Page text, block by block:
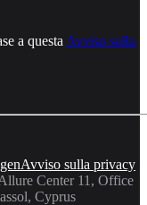
a questa Avviso sulla
Avviso sulla privacy
Center 11, Office
Cyprus